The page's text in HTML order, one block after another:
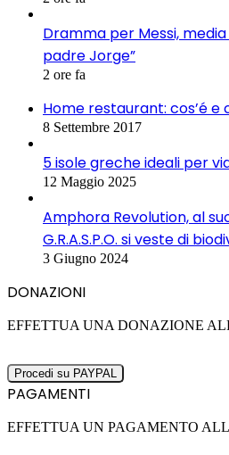
Dramma per Messi,
padre Jorge”
2 ore fa
Home restaurant: cos’é e
8 Settembre 2017
5 isole greche ideali per
12 Maggio 2025
Amphora Revolution, al
G.R.A.S.P.O. si veste di
3 Giugno 2024
DONAZIONI
EFFETTUA UNA DONAZIONE
PAGAMENTI
EFFETTUA UN PAGAMENTO